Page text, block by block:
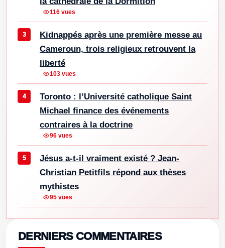
116 vues
Kidnappés après une première messe au
Cameroun, trois religieux retrouvent la
liberté
103 vues
Toronto : l’Université catholique Saint
Michael finance des événements
contraires à la doctrine
96 vues
Jésus a-t-il vraiment existé ? Jean-
Christian Petitfils répond aux thèses
mythistes
95 vues
DERNIERS COMMENTAIRES